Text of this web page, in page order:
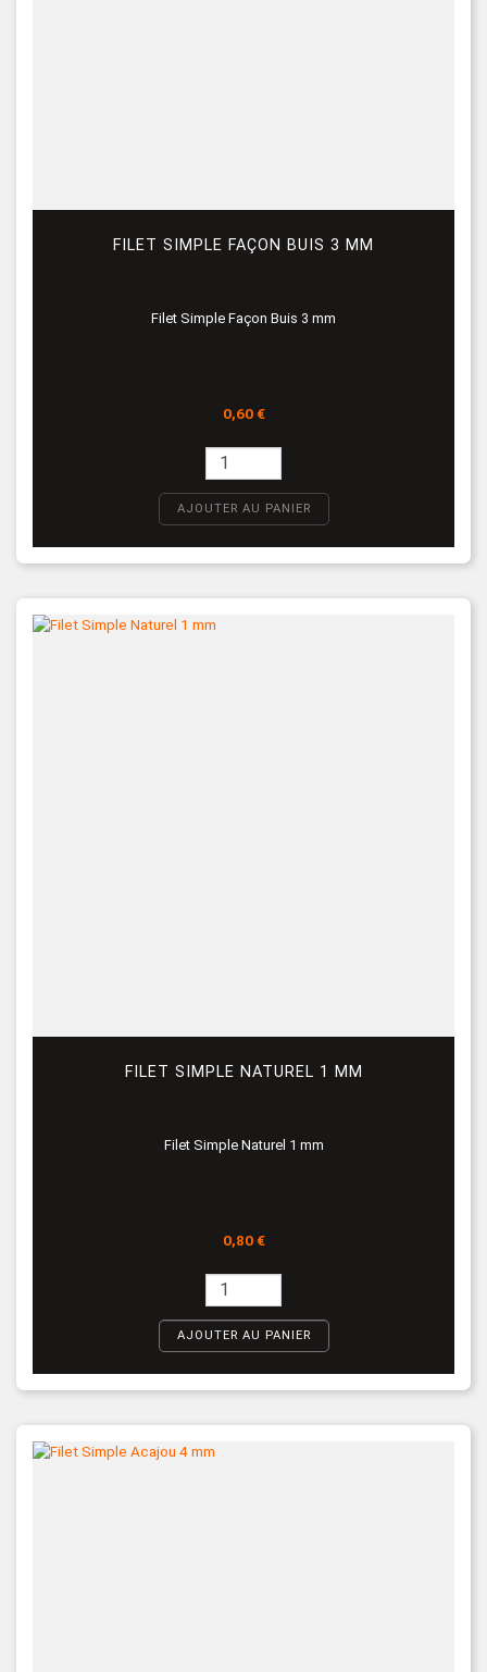
FILET SIMPLE FAÇON BUIS 3 MM
Filet Simple Façon Buis 3 mm
Prix
0,60 €
AJOUTER AU PANIER
FILET SIMPLE NATUREL 1 MM
Filet Simple Naturel 1 mm
Prix
0,80 €
AJOUTER AU PANIER